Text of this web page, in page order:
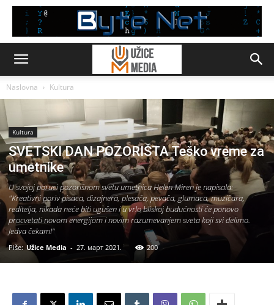
Naslovna Kultura
Kultura
SVETSKI DAN POZORIŠTA Teško vreme za
umetnike
U svojoj poruci pozorišnom svetu umetnica Helen Miren je napisala:
"Kreativni poriv pisaca, dizajnera, plesača, pevača, glumaca, muzičara,
reditelja, nikada neće biti ugušen i u vrlo bliskoj budućnosti će ponovo
procvetati novom energijom i novim razumevanjem sveta koji svi delimo.
Jedva čekam!“
Piše: Užice Media - 27. март 2021. 200